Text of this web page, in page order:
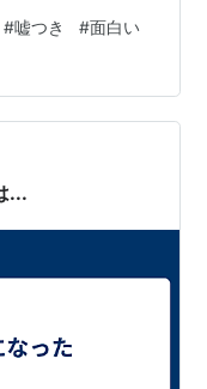
るんですね。息
くさいのに頑張
。音楽は、自分に
たり演奏させられ
しまうらしいん
むから、先生に
#嘘つき #面白い
...